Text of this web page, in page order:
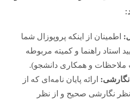
اطمینان از اینکه پروپوزال شما
استاد راهنما و کمیته مربوطه
ملاحظات و همکاری دانشجو).
ارائه پایان نامه‌ای که از
نگارشی صحیح و از نظر